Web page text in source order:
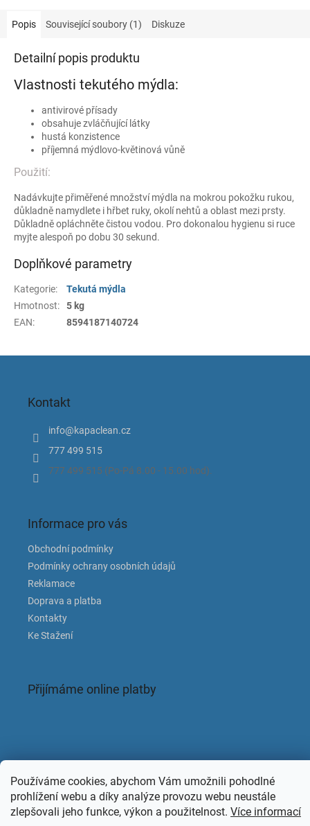
Používáme cookies, abychom Vám umožnili pohodlné
prohlížení webu a díky analýze provozu webu neustále
zlepšovali jeho funkce, výkon a použitelnost. Více informací
Popis Související soubory (1) Diskuze
Detailní popis produktu
Vlastnosti tekutého mýdla:
antivirové přísady
obsahuje zvláčňující látky
hustá konzistence
příjemná mýdlovo-květinová vůně
Použití:
Nadávkujte přiměřené množství mýdla na mokrou pokožku rukou,
důkladně namydlete i hřbet ruky, okolí nehtů a oblast mezi prsty.
Důkladně opláchněte čistou vodou. Pro dokonalou hygienu si ruce
myjte alespoň po dobu 30 sekund.
Doplňkové parametry
Kategorie:
Tekutá mýdla
Hmotnost:
5 kg
EAN: 8594187140724
Kontakt
info@kapaclean.cz
777 499 515
777 499 515 (Po-Pá 8.00 - 15.00 hod).
Informace pro vás
Obchodní podmínky
Podmínky ochrany osobních údajů
Reklamace
Doprava a platba
Kontakty
Ke Stažení
Přijímáme online platby
Facebook